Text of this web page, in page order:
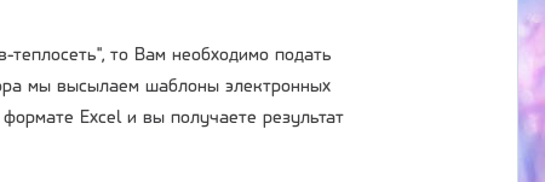
то Вам необходимо подать
мы высылаем шаблоны электронных
Excel и вы получаете результат